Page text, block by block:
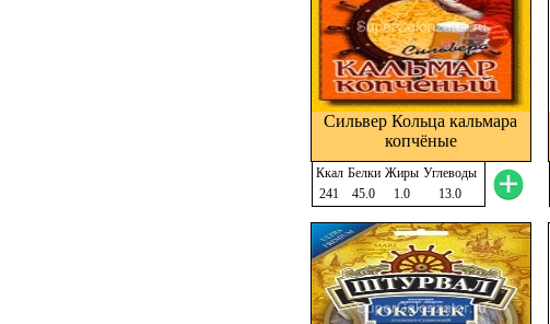
Сильвер Кольца кальмара
копчёные
Ккал Белки Жиры Углеводы
241
45.0 1.0 13.0